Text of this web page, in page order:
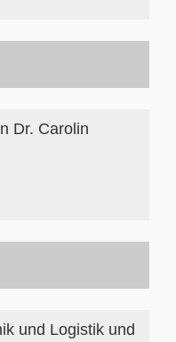
Dr. Carolin
und Logistik und